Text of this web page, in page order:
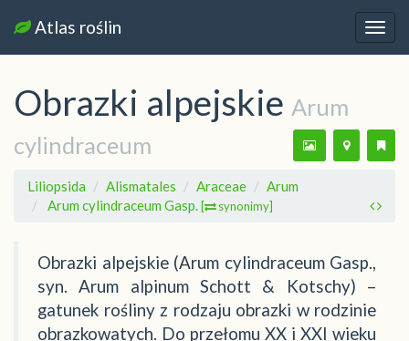
Atlas roślin
Obrazki alpejskie Arum
cylindraceum
Liliopsida Alismatales Araceae
Arum
Arum cylindraceum Gasp. [ synonimy]
Obrazki alpejskie (Arum cylindraceum Gasp.,
syn. Arum alpinum Schott & Kotschy) –
gatunek rośliny z rodzaju obrazki w rodzinie
obrazkowatych. Do przełomu XX i XXI wieku